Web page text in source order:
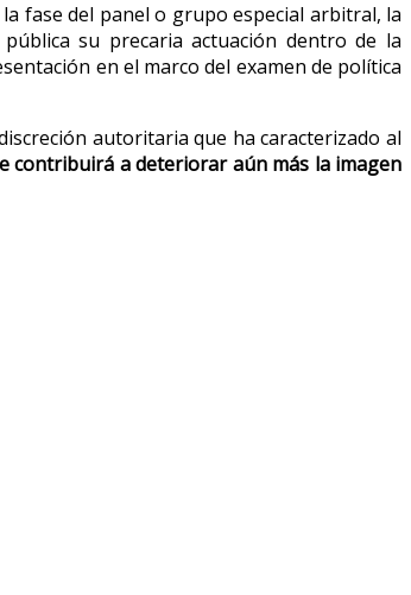
fase del panel o grupo especial arbitral, la
su precaria actuación dentro de la
en el marco del examen de política
autoritaria que ha caracterizado al
contribuirá a deteriorar aún más la imagen